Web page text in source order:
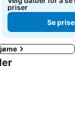
priser
Se